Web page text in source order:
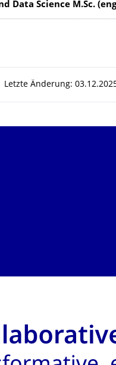
Data Science M.Sc.
Letzte Änderung: